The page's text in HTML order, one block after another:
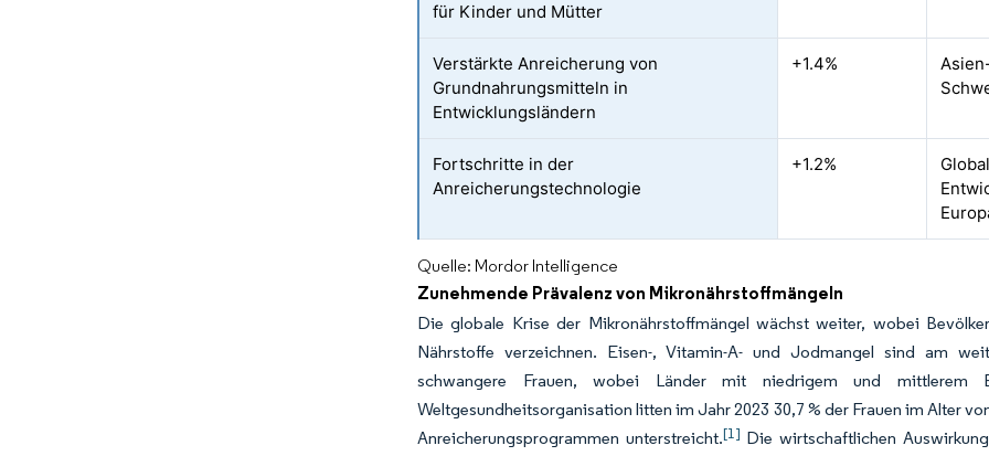
für Kinder und Mütter
Verstärkte Anreicherung von
Grundnahrungsmitteln in
Entwicklungsländern
+1.4%
Fortschritte in der
Anreicherungstechnologie
+1.2%
Quelle: Mordor Intelligence
Zunehmende Prävalenz von Mikronährstoffmängeln
Die globale Krise der Mikronährstoffmängel wächst weiter, wobei
Nährstoffe verzeichnen. Eisen-, Vitamin-A- und Jodmangel sind am
schwangere Frauen, wobei Länder mit niedrigem und mittlerem
Weltgesundheitsorganisation litten im Jahr 2023 30,7 % der Frauen im Alter
Anreicherungsprogrammen unterstreicht.[1] Die wirtschaftlichen